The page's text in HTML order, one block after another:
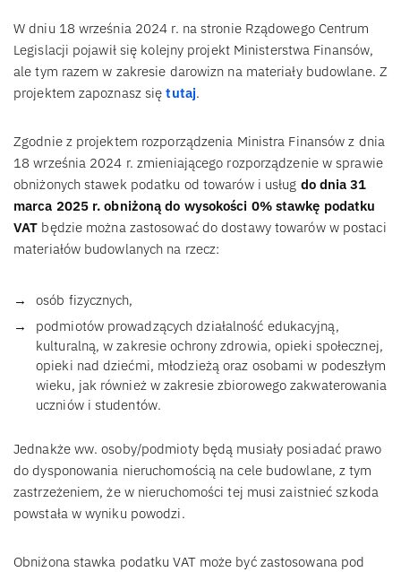
W dniu 18 września 2024 r. na stronie Rządowego Centrum
Legislacji pojawił się kolejny projekt Ministerstwa Finansów,
ale tym razem w zakresie darowizn na materiały budowlane. Z
projektem zapoznasz siętutaj.
Zgodnie z projektem rozporządzenia Ministra Finansów z dnia
18 września 2024 r. zmieniającego rozporządzenie w sprawie
obniżonych stawek podatku od towarów i usług do dnia 31
marca 2025 r. obniżoną do wysokości 0% stawkę podatku
VAT będzie można zastosować do dostawy towarów w postaci
materiałów budowlanych na rzecz:
osób fizycznych,
podmiotów prowadzących działalność edukacyjną,
kulturalną, w zakresie ochrony zdrowia, opieki społecznej,
opieki nad dziećmi, młodzieżą oraz osobami w podeszłym
wieku, jak również w zakresie zbiorowego zakwaterowania
uczniów i studentów.
Jednakże ww. osoby/podmioty będą musiały posiadać prawo
do dysponowania nieruchomością na cele budowlane, z tym
zastrzeżeniem, że w nieruchomości tej musi zaistnieć szkoda
powstała w wyniku powodzi.
Obniżona stawka podatku VAT może być zastosowana pod